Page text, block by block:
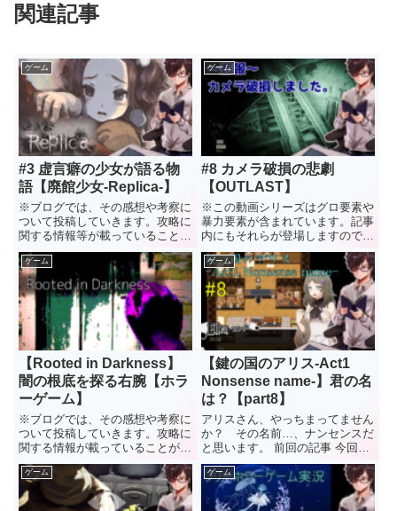
関連記事
ゲーム
#3 虚言癖の少女が語る物
語【廃館少女-Replica-】
※ブログでは、その感想や考察に
ついて投稿していきます。攻略に
関する情報等が載っていることが
ありますので、未プレイの方はネ
タバレにはご注意ください。 水
降 物語の真相が少しずつ分かっ
てくる、この感覚が良いですね。
前回の記事 今回の内容 さ...
ゲーム
#8 カメラ破損の悲劇
【OUTLAST】
※この動画シリーズはグロ要素や
暴力要素が含まれています。記事
内にもそれらが登場しますので、
お気を付けください。 水降 追い
かけっこはもう嫌だ…。 でも、
まだ続くんだろうな…。 前回の
記事 ヒューズを探して鬼ごっこ
今回はひたすらに迷いまし...
ゲーム
【Rooted in Darkness】
闇の根底を探る右腕【ホラ
ーゲーム】
※ブログでは、その感想や考察に
ついて投稿していきます。攻略に
関する情報が載っていることがあ
りますので、未プレイの方はネタ
バレにはご注意ください。 水降
こんなに短いホラーゲームは久し
ぶりです。 右手で遠慮なく掴む
ゲーム
【鍵の国のアリス-Act1
Nonsense name-】君の名
は？【part8】
アリスさん、やっちまってません
か？ その名前…、ナンセンスだ
と思います。 前回の記事 今回の
考察 「名前の無い人」がいる名
前を甘く見ない方がいいゲームタ
イトルが「Nonsense name」レ
オが最近、ふらふらと外出してい
ゲーム ゲーム